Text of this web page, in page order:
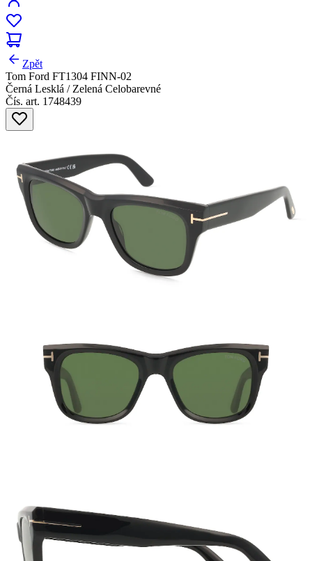
Zpět
Tom Ford FT1304 FINN-02
Černá Lesklá / Zelená Celobarevné
Čís. art. 1748439